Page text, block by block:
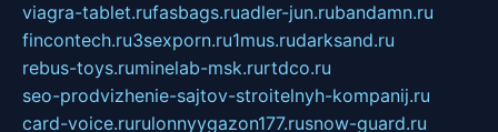
viagra-tablet.rufasbags.ruadler-jun.rubandamn.ru
fincontech.ru3sexporn.ru1mus.rudarksand.ru
rebus-toys.ruminelab-msk.rurtdco.ru
seo-prodvizhenie-sajtov-stroitelnyh-kompanij.ru
card-voice.rurulonnyygazon177.rusnow-guard.ru